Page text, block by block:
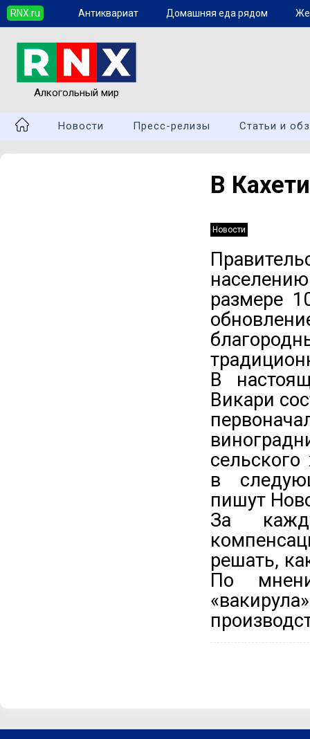
RNX.ru Антиквариат Домашняя еда рядом
Алкогольный мир
Новости Пресс-релизы Статьи и
В
Новости
размере
В
Викари
в
пишут
За
решать,
По